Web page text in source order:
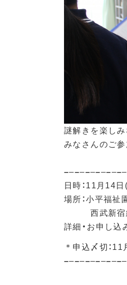
謎解きを楽しみ
みなさんのご
––––––––––––
日時：11月14
場所：小平福祉
西武新宿線「
詳細・お申し込
＊申込〆切：
––––––––––––